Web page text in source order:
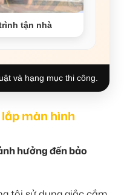
tận nhà
và hạng mục thi công.
màn hình
hưởng đến bảo